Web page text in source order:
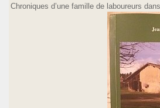
Chroniques d’une famille de laboureurs